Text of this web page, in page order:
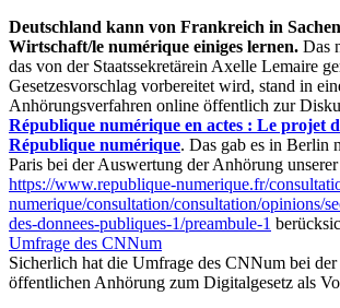
Deutschland kann von Frankreich in
Wirtschaft/le numérique einiges lernen. Das
das von der Staatssekretärein Axelle Lemaire
Gesetzesvorschlag vorbereitet wird, stand in
Anhörungsverfahren online öffentlich zur
République numérique en actes : Le projet
République numérique. Das gab es in Berlin
Paris bei der Auswertung der Anhörung
https://www.republique-numerique.fr/
numerique/consultation/consultation/opinions/
des-donnees-publiques-1/preambule-1
Umfrage des CNNum
Sicherlich hat die Umfrage des CNNum bei
öffentlichen Anhörung zum Digitalgesetz als